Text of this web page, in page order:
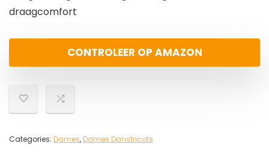
draagcomfort
CONTROLEER OP AMAZON
Categories: Dames,Dames Danstricots